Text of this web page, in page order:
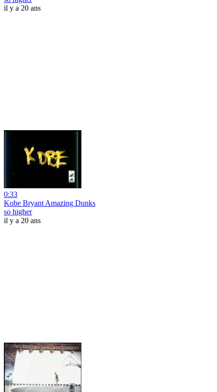
il y a 20 ans
0:33
Kobe Bryant Amazing Dunks
so higher
il y a 20 ans